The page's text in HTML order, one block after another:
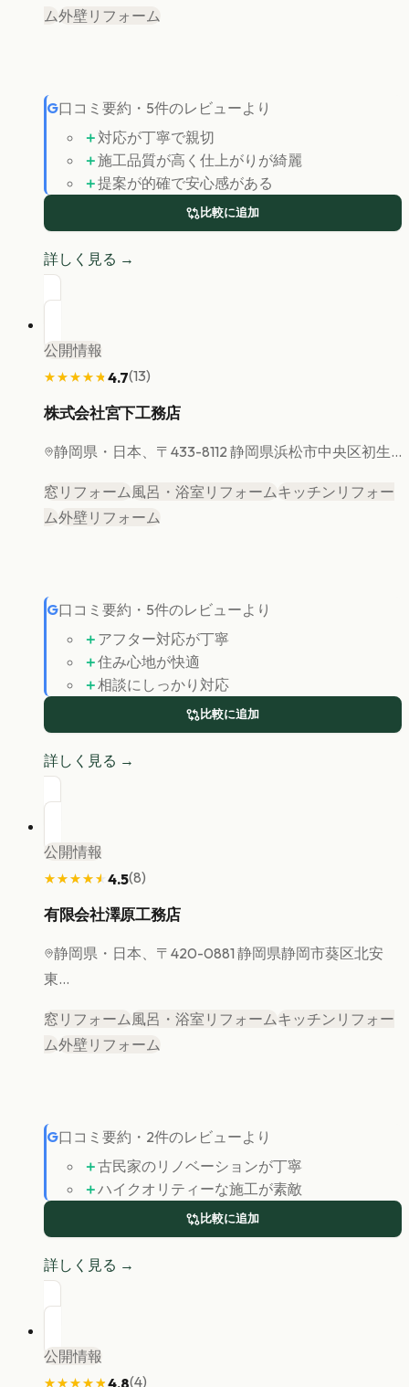
ム外壁リフォーム
G口コミ要約 ・ 5件のレビューより
＋ 対応が丁寧で親切
＋施工品質が高く仕上がりが綺麗
＋提案が的確で安心感がある
比較に追加
詳しく見る →
公開情報
★★★★★
★★★★★ 4.7(13)
株式会社宮下工務店
静岡県 ・日本、〒433-8112 静岡県浜松市中央区初生...
窓リフォーム 風呂・浴室リフォームキッチンリフォー
ム外壁リフォーム
G口コミ要約 ・ 5件のレビューより
＋ アフター対応が丁寧
＋住み心地が快適
＋相談にしっかり対応
比較に追加
詳しく見る →
公開情報
★★★★★
★★★★★ 4.5(8)
有限会社澤原工務店
静岡県 ・日本、〒420-0881 静岡県静岡市葵区北安
東...
窓リフォーム 風呂・浴室リフォームキッチンリフォー
ム外壁リフォーム
G口コミ要約 ・ 2件のレビューより
＋古民家のリノベーションが丁寧
＋ハイクオリティーな施工が素敵
比較に追加
詳しく見る →
公開情報
★★★★★
★★★★★4.8(4)